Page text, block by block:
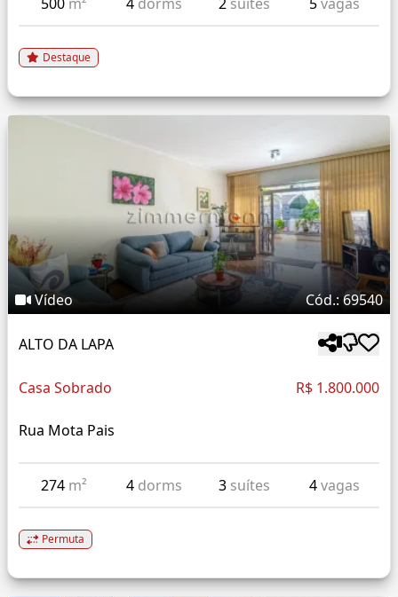
Destaque
Vídeo Cód.: 69540
ALTO DA LAPA
Casa Sobrado R$ 1.800.000
Rua Mota Pais
274 m² 4 dorms 3 suítes 4vagas
Permuta